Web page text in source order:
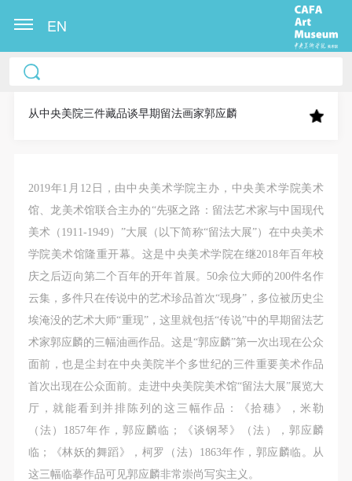
EN
从中央美院三件藏品谈早期留法画家郭应麟
2019年1月12日，由中央美术学院主办，中央美术学院美术
馆、龙美术馆联合主办的“先驱之路：留法艺术家与中国现代
美术（1911-1949）”大展（以下简称“留法大展”）在中央美术
学院美术馆隆重开幕。这是中央美术学院在继2018年百年校
庆之后迈向第二个百年的开年首展。50余位大师的200件名作
云集，多件只在传说中的艺术珍品首次“现身”，多位被历史尘
埃淹没的艺术大师“重现”，这里就包括“传说”中的早期留法艺
术家郭应麟的三幅油画作品。这是“郭应麟”第一次出现在公众
面前，也是尘封在中央美院半个多世纪的三件重要美术作品
首次出现在公众面前。走进中央美院美术馆“留法大展”展览大
厅，就能看到并排陈列的这三幅作品：《拾穗》，米勒
（法）1857年作，郭应麟临；《谈钢琴》（法），郭应麟
临；《林妖的舞蹈》，柯罗（法）1863年作，郭应麟临。从
这三幅临摹作品可见郭应麟非常崇尚写实主义。
中央美术学院美术馆出版授权协议书
称“CAFAM”），愿意将本人参与中央美术学院美术馆
果（如参与工作坊创作的作品）提交中央美术学院用
作发表、出版。中央美术学院可以以电子、网络及其
它数字媒体形式公开出版，并同意编入《中国知识资
源总库》《中央美术学院资料库》《中央美术学院美
术馆资料库》等相关资料、文献、档案机构和平台，
在中央美术学院中使用和在互联网上传播，同意按相
关“章程”规定享受相关权益。
中央美术学院美术馆活动安全免责协议书
第一条
本次活动公平公正、自愿参加与退出、风险与责任自
负的原则。但活动有风险，参加者应有必要的风险意
识。
第二条
参加本次活动者必须遵守中华人民共和国的相关法
中央美术学院美术馆出版授权协议书
称“CAFAM”），愿意将本人参与中央美术学院美术馆
果（如参与工作坊创作的作品）提交中央美术学院用
作发表、出版。中央美术学院可以以电子、网络及其
它数字媒体形式公开出版，并同意编入《中国知识资
源总库》《中央美术学院资料库》《中央美术学院美
术馆资料库》等相关资料、文献、档案机构和平台，
在中央美术学院中使用和在互联网上传播，同意按相
关“章程”规定享受相关权益。
中央美术学院美术馆活动安全免责协议书
第一条
本次活动公平公正、自愿参加与退出、风险与责任自
负的原则。但活动有风险，参加者应有必要的风险意
识。
第二条
参加本次活动者必须遵守中华人民共和国的相关法
中央美术学院美术馆出版授权协议书
称“CAFAM”），愿意将本人参与中央美术学院美术馆
果（如参与工作坊创作的作品）提交中央美术学院用
作发表、出版。中央美术学院可以以电子、网络及其
它数字媒体形式公开出版，并同意编入《中国知识资
源总库》《中央美术学院资料库》《中央美术学院美
术馆资料库》等相关资料、文献、档案机构和平台，
在中央美术学院中使用和在互联网上传播，同意按相
关“章程”规定享受相关权益。
中央美术学院美术馆活动安全免责协议书
第一条
本次活动公平公正、自愿参加与退出、风险与责任自
负的原则。但活动有风险，参加者应有必要的风险意
识。
第二条
参加本次活动者必须遵守中华人民共和国的相关法